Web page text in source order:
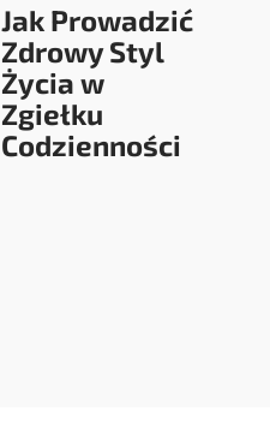
Jak Prowadzić
Zdrowy Styl
Życia w
Zgiełku
Codzienności